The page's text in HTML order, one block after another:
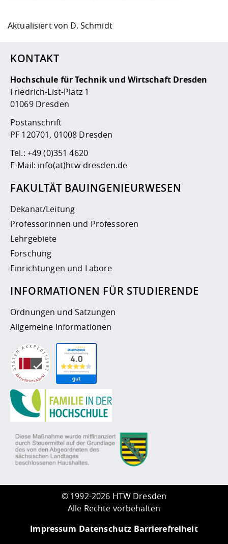
Aktualisiert von D. Schmidt
KONTAKT
Hochschule für Technik und Wirtschaft Dresden
Friedrich-List-Platz 1
01069 Dresden
Postanschrift
PF 120701, 01008 Dresden
Tel.: +49 (0)351 4620
E-Mail: info(at)htw-dresden.de
FAKULTÄT BAUINGENIEURWESEN
Dekanat/Leitung
Professorinnen und Professoren
Lehrgebiete
Forschung
Einrichtungen und Labore
INFORMATIONEN FÜR STUDIERENDE
Ordnungen und Satzungen
Allgemeine Informationen
© 1992-2026 HTW Dresden
Alle Rechte vorbehalten
Impressum Datenschutz Barrierefreiheit